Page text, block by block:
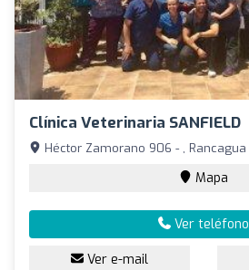
Clínica Veterinaria SANFIELD
Héctor Zamorano 906 - , Rancagua
Mapa
Ver teléfono
Ver e-mail